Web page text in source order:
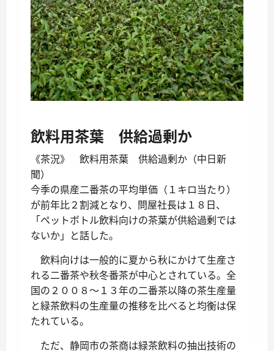
飲料用茶葉 供給過剰か
《茶況》 飲料用茶葉 供給過剰か（中日新
聞）
今季の県産二番茶の平均単価（１キロ当たり）
が前年比２割減となり、問屋社長は１８日、
「ペットボトル飲料向けの茶葉が供給過剰では
ないか」と話した。
飲料向けは一般的に夏から秋にかけて生産さ
れる二番茶や秋冬番茶が中心とされている。全
国の２００８～１３年の二番茶以降の茶生産量
と緑茶飲料の生産量の推移を比べると均衡は保
たれている。
ただ、静岡市の茶商は緑茶飲料の抽出技術の